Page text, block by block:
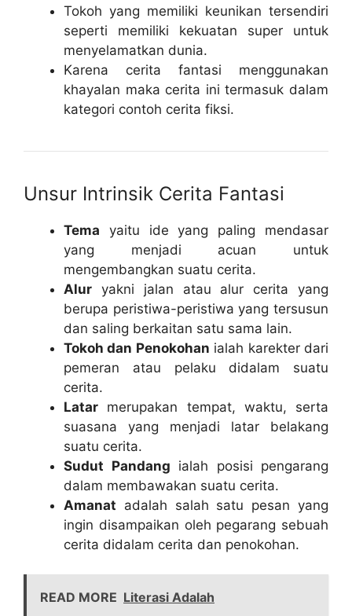
Tokoh yang memiliki keunikan tersendiri
seperti memiliki kekuatan super untuk
menyelamatkan dunia.
Karena cerita fantasi menggunakan
khayalan maka cerita ini termasuk dalam
kategori contoh cerita fiksi.
Unsur Intrinsik Cerita Fantasi
Tema yaitu ide yang paling mendasar
yang menjadi acuan untuk
mengembangkan suatu cerita.
Alur yakni jalan atau alur cerita yang
berupa peristiwa-peristiwa yang tersusun
dan saling berkaitan satu sama lain.
Tokoh dan Penokohan ialah karekter dari
pemeran atau pelaku didalam suatu
cerita.
Latar merupakan tempat, waktu, serta
suasana yang menjadi latar belakang
suatu cerita.
Sudut Pandang ialah posisi pengarang
dalam membawakan suatu cerita.
Amanat adalah salah satu pesan yang
ingin disampaikan oleh pegarang sebuah
cerita didalam cerita dan penokohan.
READ MORE Literasi Adalah